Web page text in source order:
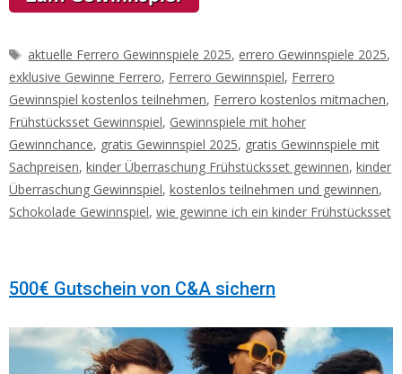
Schlagwörter
aktuelle Ferrero Gewinnspiele 2025, errero Gewinnspiele 2025,
exklusive Gewinne Ferrero, Ferrero Gewinnspiel, Ferrero
Gewinnspiel kostenlos teilnehmen, Ferrero kostenlos mitmachen,
Frühstücksset Gewinnspiel, Gewinnspiele mit hoher
Gewinnchance, gratis Gewinnspiel 2025, gratis Gewinnspiele mit
Sachpreisen, kinder Überraschung Frühstücksset gewinnen, kinder
Überraschung Gewinnspiel, kostenlos teilnehmen und gewinnen,
Schokolade Gewinnspiel, wie gewinne ich ein kinder Frühstücksset
500€ Gutschein von C&A sichern